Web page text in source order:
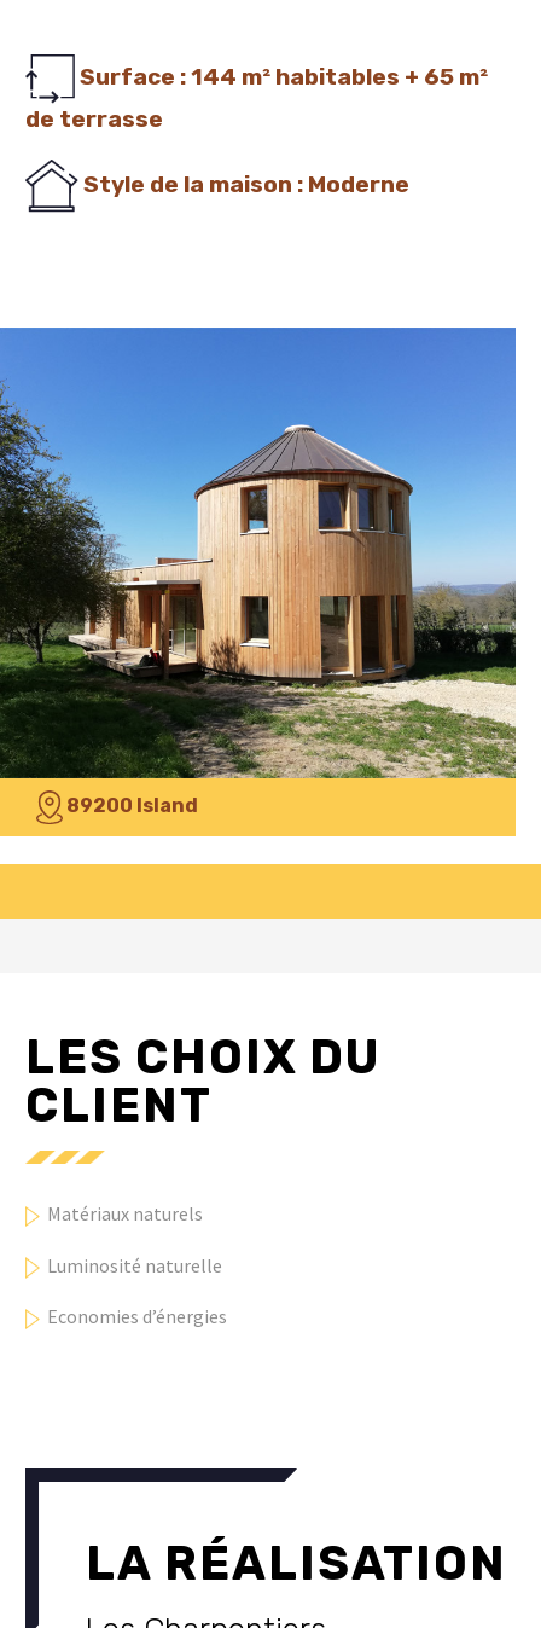
Surface : 144 m² habitables + 65 m²
de terrasse
Style de la maison : Moderne
89200 Island
LES CHOIX DU
CLIENT
Matériaux naturels
Luminosité naturelle
Economies d’énergies
LA RÉALISATION